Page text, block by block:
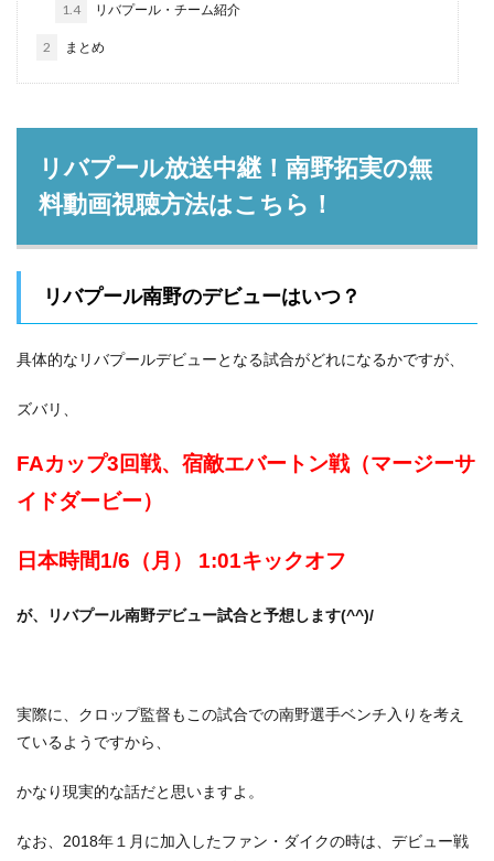
1.4 リバプール・チーム紹介
2 まとめ
リバプール放送中継！南野拓実の無
料動画視聴方法はこちら！
リバプール南野のデビューはいつ？
具体的なリバプールデビューとなる試合がどれになるかですが、
ズバリ、
FAカップ3回戦、宿敵エバートン戦（マージーサ
イドダービー）
日本時間1/6（月） 1:01キックオフ
が、リバプール南野デビュー試合と予想します(^^)/
実際に、クロップ監督もこの試合での南野選手ベンチ入りを考え
ているようですから、
かなり現実的な話だと思いますよ。
なお、2018年１月に加入したファン・ダイクの時は、デビュー戦